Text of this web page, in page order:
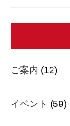
これからの
会 参加無料
なし こんな
ご案内 (12)
イベント (59)